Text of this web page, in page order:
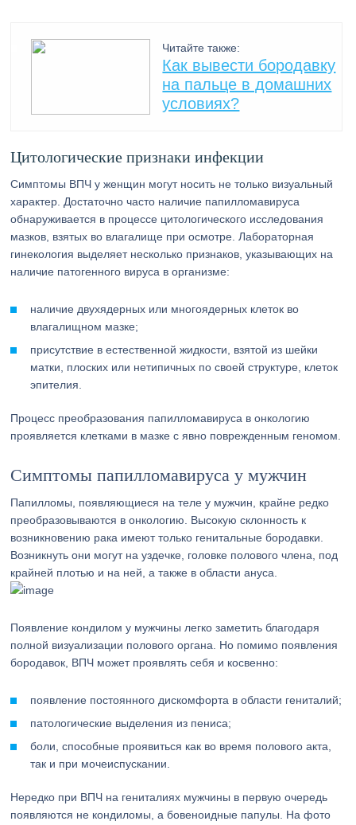
Читайте также:
Как вывести бородавку
на пальце в домашних
условиях?
Цитологические признаки инфекции
Симптомы ВПЧ у женщин могут носить не только визуальный
характер. Достаточно часто наличие папилломавируса
обнаруживается в процессе цитологического исследования
мазков, взятых во влагалище при осмотре. Лабораторная
гинекология выделяет несколько признаков, указывающих на
наличие патогенного вируса в организме:
наличие двухядерных или многоядерных клеток во
влагалищном мазке;
присутствие в естественной жидкости, взятой из шейки
матки, плоских или нетипичных по своей структуре, клеток
эпителия.
Процесс преобразования папилломавируса в онкологию
проявляется клетками в мазке с явно поврежденным геномом.
Симптомы папилломавируса у мужчин
Папилломы, появляющиеся на теле у мужчин, крайне редко
преобразовываются в онкологию. Высокую склонность к
возникновению рака имеют только генитальные бородавки.
Возникнуть они могут на уздечке, головке полового члена, под
крайней плотью и на ней, а также в области ануса.
Появление кондилом у мужчины легко заметить благодаря
полной визуализации полового органа. Но помимо появления
бородавок, ВПЧ может проявлять себя и косвенно:
появление постоянного дискомфорта в области гениталий;
патологические выделения из пениса;
боли, способные проявиться как во время полового акта,
так и при мочеиспускании.
Нередко при ВПЧ на гениталиях мужчины в первую очередь
появляются не кондиломы, а бовеноидные папулы. На фото